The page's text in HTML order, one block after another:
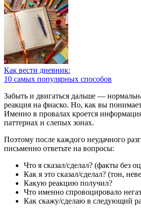
Как вести дневник:
10 самых популярных способов
Забыть и двигаться дальше —
реакция на фиаско. Но, как вы
Именно в провалах кроется
паттернах и слепых зонах.
Поэтому после каждого неудачного
письменно ответьте на вопросы:
Что я сказал/сделал? (факты без
Как я это сказал/сделал? (тон,
Какую реакцию получил?
Что именно спровоцировало
Как скажу/сделаю в следующий